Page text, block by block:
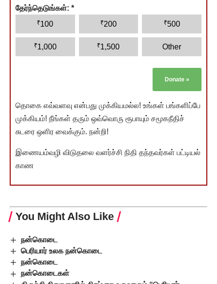
தேர்ந்தெடுங்கள்: *
₹100 ₹200 ₹500
₹1,000 ₹1,500 Other
Donate »
தொகை எவ்வளவு என்பது முக்கியமல்ல! உங்கள் பங்களிப்பே
முக்கியம்! நீங்கள் தரும் ஒவ்வொரு ரூபாயும் சமூகநீதிச்
சுடரை ஒளிர வைக்கும். நன்றி!
இணையம்வழி விடுதலை வளர்ச்சி நிதி தந்தவர்கள் பட்டியல்
காண
You Might Also Like
நன்கொடை
பெரியார் உலக நன்கொடை
நன்கொடை
நன்கொடைகள்